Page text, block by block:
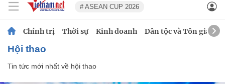
# ASEAN CUP 2026
Chính trị Thời sự Kinh doanh Dân tộc và Tôn giáo
hội thao
Tin tức mới nhất về hội thao